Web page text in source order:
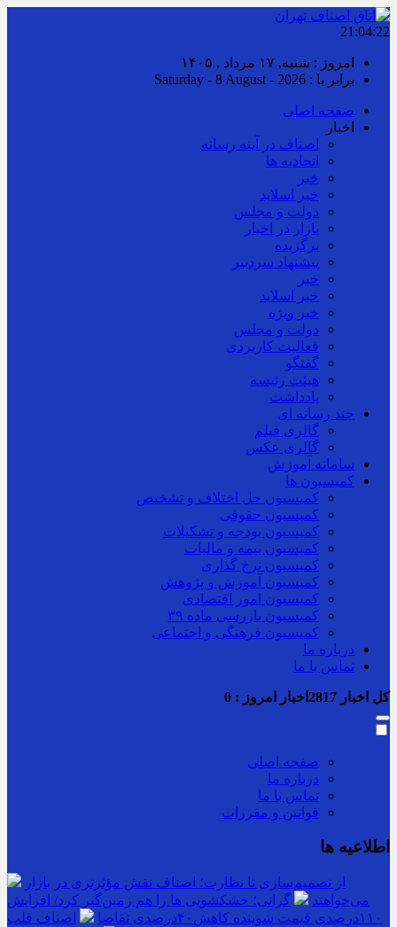
21:04:22
امروز : شنبه, ۱۷ مرداد , ۱۴۰۵
برابر با : Saturday - 8 August - 2026
صفحه اصلی
اخبار
اصناف در آینه رسانه
اتحادیه ها
خبر
خبر اسلايد
دولت و مجلس
بازار در اخبار
برگزیده
پیشنهاد سردبیر
خبر
خبر اسلايد
خبر ویژه
دولت و مجلس
فعالیت کاربردی
گفتگو
هیئت رئیسه
یادداشت
چند رسانه ای
گالری فیلم
گالری عکس
سامانه آموزش
کمیسیون ها
کمیسیون حل اختلاف و تشخیص
کمیسیون حقوقی
کمیسیون بودجه و تشکیلات
کمیسیون بیمه و مالیات
کمیسیون نرخ گذاری
کمیسیون آموزش و پژوهش
کمیسیون امور اقتصادی
کمیسیون بازرسی ماده ۳۹
کمیسیون فرهنگی و اجتماعی
درباره ما
تماس با ما
کل اخبار اخبار امروز : 0
صفحه اصلی
درباره ما
تماس با ما
قوانین و مقررات
اطلاعیه ها
از تصمیم‌سازی تا نظارت؛ اصناف نقش مؤثرتری در بازار
می‌خواهند
گرانی؛ خشکشویی‌ ها را هم زمین‌گیر کرد/ افزایش
۱۱۰درصدی قیمت شوینده کاهش۴۰درصدی تقاضا
اصناف قلب